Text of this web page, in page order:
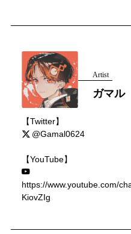
Artist
ガマル
【Twitter】
@Gamal0624
【YouTube】
https://www.youtube.com/
KiovZIg